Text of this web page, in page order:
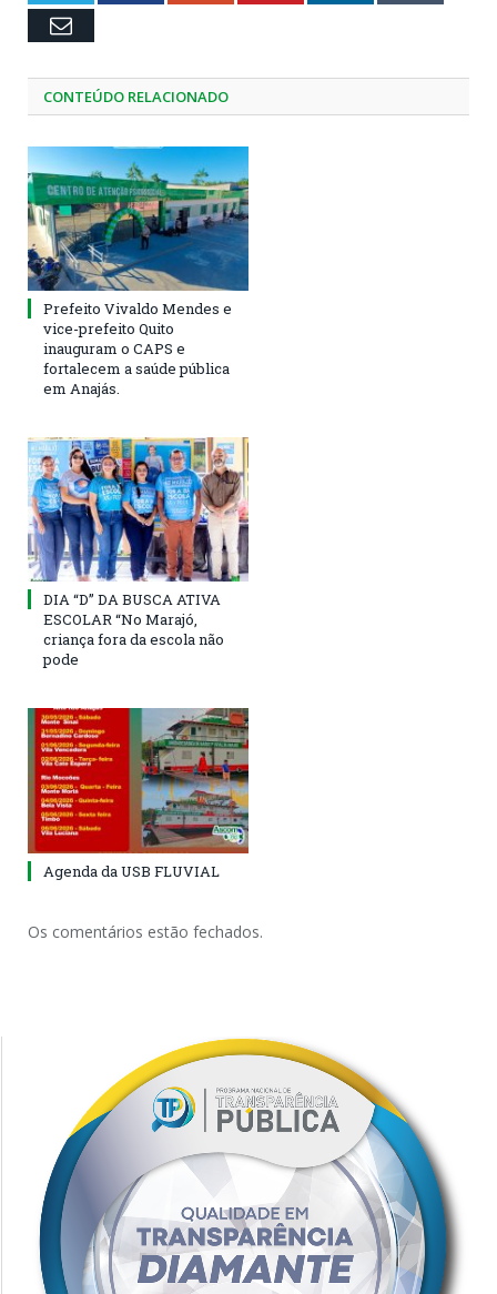
Email
CONTEÚDO RELACIONADO
Prefeito Vivaldo Mendes e
vice-prefeito Quito
inauguram o CAPS e
fortalecem a saúde pública
em Anajás.
DIA “D” DA BUSCA ATIVA
ESCOLAR “No Marajó,
criança fora da escola não
pode
Agenda da USB FLUVIAL
Os comentários estão fechados.